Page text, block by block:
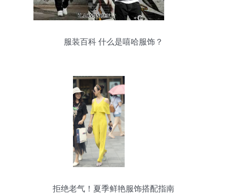
服装百科 什么是嘻哈服饰？
拒绝老气！夏季鲜艳服饰搭配指南